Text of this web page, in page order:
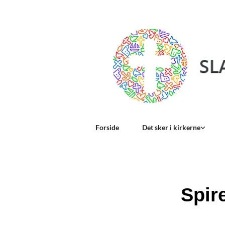
Forside Det sker i kirkerne